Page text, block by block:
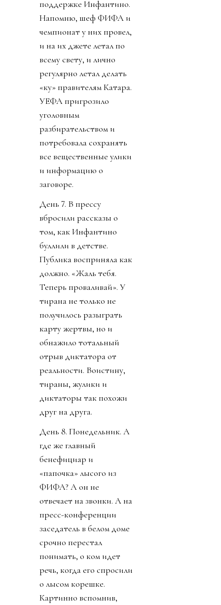
поддержке Инфантино.
Напомню, шеф ФИФА и
чемпионат у них провел,
и на их джете летал по
всему свету, и лично
регулярно летал делать
«ку» правителям Катара.
УЕФА пригрозило
уголовным
разбирательством и
потребовала сохранять
все вещественные улики
и информацию о
заговоре.
День 7. В прессу
вбросили рассказы о
том, как Инфантино
буллили в детстве.
Публика восприняла как
должно. «Жаль тебя.
Теперь проваливай». У
тирана не только не
получилось разыграть
карту жертвы, но и
обнажило тотальный
отрыв диктатора от
реальности. Воистину,
тираны, жулики и
диктаторы так похожи
друг на друга.
День 8. Понедельник. А
где же главный
бенефициар и
«папочка» лысого из
ФИФА? А он не
отвечает на звонки. А на
пресс-конференции
заседатель в белом доме
срочно перестал
понимать, о ком идет
речь, когда его спросили
о лысом корешке.
Картинно вспомнив,